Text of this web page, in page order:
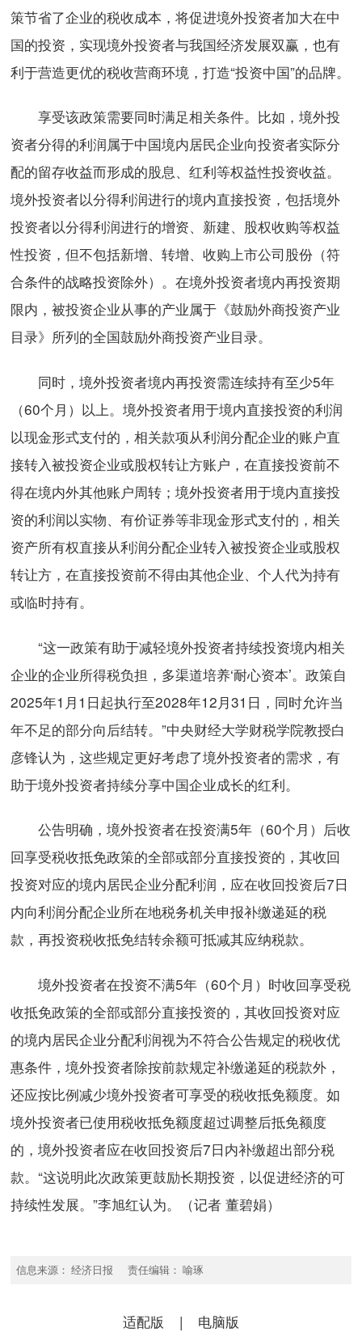
策节省了企业的税收成本，将促进境外投资者加大在中
国的投资，实现境外投资者与我国经济发展双赢，也有
利于营造更优的税收营商环境，打造“投资中国”的品牌。
享受该政策需要同时满足相关条件。比如，境外投
资者分得的利润属于中国境内居民企业向投资者实际分
配的留存收益而形成的股息、红利等权益性投资收益。
境外投资者以分得利润进行的境内直接投资，包括境外
投资者以分得利润进行的增资、新建、股权收购等权益
性投资，但不包括新增、转增、收购上市公司股份（符
合条件的战略投资除外）。在境外投资者境内再投资期
限内，被投资企业从事的产业属于《鼓励外商投资产业
目录》所列的全国鼓励外商投资产业目录。
同时，境外投资者境内再投资需连续持有至少5年
（60个月）以上。境外投资者用于境内直接投资的利润
以现金形式支付的，相关款项从利润分配企业的账户直
接转入被投资企业或股权转让方账户，在直接投资前不
得在境内外其他账户周转；境外投资者用于境内直接投
资的利润以实物、有价证券等非现金形式支付的，相关
资产所有权直接从利润分配企业转入被投资企业或股权
转让方，在直接投资前不得由其他企业、个人代为持有
或临时持有。
“这一政策有助于减轻境外投资者持续投资境内相关
企业的企业所得税负担，多渠道培养‘耐心资本’。政策自
2025年1月1日起执行至2028年12月31日，同时允许当
年不足的部分向后结转。”中央财经大学财税学院教授白
彦锋认为，这些规定更好考虑了境外投资者的需求，有
助于境外投资者持续分享中国企业成长的红利。
公告明确，境外投资者在投资满5年（60个月）后收
回享受税收抵免政策的全部或部分直接投资的，其收回
投资对应的境内居民企业分配利润，应在收回投资后7日
内向利润分配企业所在地税务机关申报补缴递延的税
款，再投资税收抵免结转余额可抵减其应纳税款。
境外投资者在投资不满5年（60个月）时收回享受税
收抵免政策的全部或部分直接投资的，其收回投资对应
的境内居民企业分配利润视为不符合公告规定的税收优
惠条件，境外投资者除按前款规定补缴递延的税款外，
还应按比例减少境外投资者可享受的税收抵免额度。如
境外投资者已使用税收抵免额度超过调整后抵免额度
的，境外投资者应在收回投资后7日内补缴超出部分税
款。“这说明此次政策更鼓励长期投资，以促进经济的可
持续性发展。”李旭红认为。（记者 董碧娟）
信息来源： 经济日报 责任编辑： 喻琢
适配版 | 电脑版